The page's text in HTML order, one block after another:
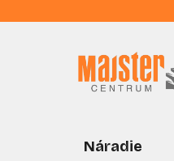
na
Náradie